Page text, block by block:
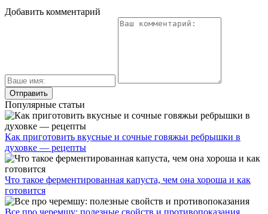
Добавить комментарий
Популярные статьи
Как приготовить вкусные и сочные говяжьи ребрышки в
духовке — рецепты
Что такое ферментированная капуста, чем она хороша и как
готовится
Все про черемшу: полезные свойств и противопоказания